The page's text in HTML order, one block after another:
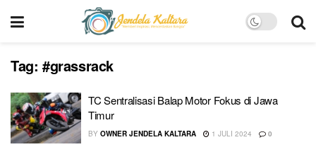
Tag: #grassrack
TC Sentralisasi Balap Motor Fokus di Jawa
Timur
BY OWNER JENDELA KALTARA 1 JULI 2024 0